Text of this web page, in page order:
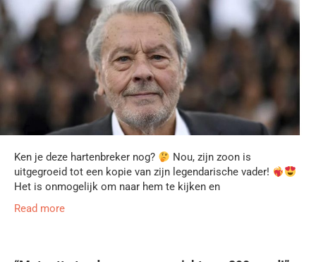
Ken je deze hartenbreker nog?
Nou, zijn zoon is
uitgegroeid tot een kopie van zijn legendarische vader!
Het is onmogelijk om naar hem te kijken en
Read more